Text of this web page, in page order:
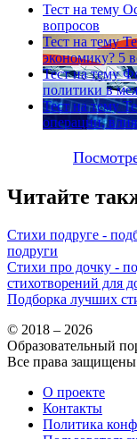
Тест на тему
вопросов
Тест на тему
экономику? 5
Тест на тему
политики в
Тест на тему
операции,
Читайте
Стихи подруге -
подруги
Стихи про дочку -
стихотворений для
Подборка лучших
© 2018 – 2026
Образовательный
Все права защищены
О проекте
Контакты
Политика